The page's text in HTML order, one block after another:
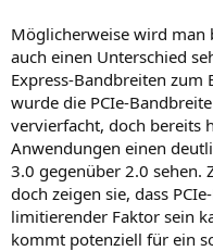
Möglicherweise wird man
auch einen Unterschied
Express-Bandbreiten zum
wurde die PCIe-
vervierfacht, doch bereits
Anwendungen einen
3.0 gegenüber 2.0 sehen.
doch zeigen sie, dass
limitierender Faktor sein
kommt potenziell für ein